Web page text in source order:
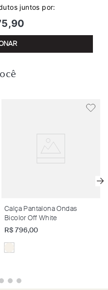
juntos por:
Calça Pantalona Ondas
Bicolor Off White
R$ 796,00